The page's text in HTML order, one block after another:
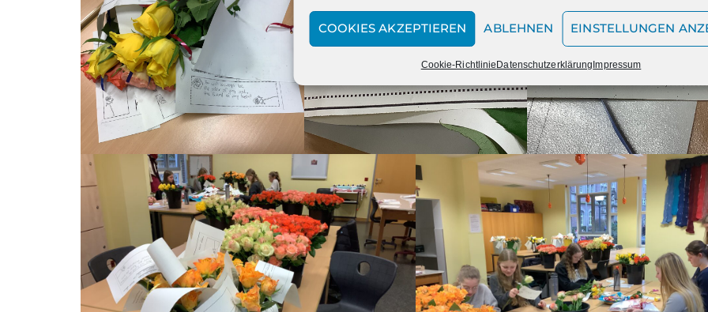
COOKIES AKZEPTIEREN ABLEHNEN EINSTELLUNGEN
Cookie-RichtlinieDatenschutzerklärungImpressum